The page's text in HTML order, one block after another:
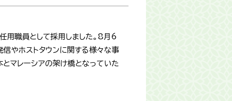
用職員として採用しました。8月6
やホストタウンに関する様々な事
マレーシアの架け橋となっていた